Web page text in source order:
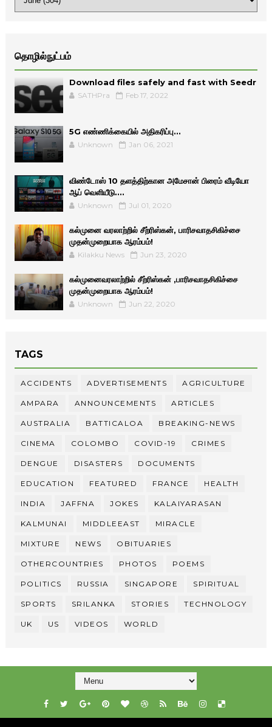
தொழில்நுட்பம்
Download files safely and fast with Seedr
SATHPra Feb 17, 2022
5G எண்ணிக்கையில் அதிகரிப்பு...
Unknown Jan 06, 2021
விண்டோஸ் 10 தளத்திற்கான அமேசான் பிரைம் வீடியோ
ஆப் வெளியீடு....
Unknown Jul 01, 2020
கல்முனை வரலாற்றில் சீற்ரிஸ்கன், பாரிசவாதசிகிச்சை
முதன்முறையாக ஆரம்பம்!
Kilakku News Jun 23, 2020
கல்முனைவரலாற்றில் சீற்ரிஸ்கன் ,பாரிசவாதசிகிச்சை
முதன்முறையாக ஆரம்பம்!
Unknown Jun 22, 2020
TAGS
ACCIDENTS ADVERTISEMENTS AGRICULTURE
AMPARA ANNOUNCEMENTS ARTICLES
AUSTRALIA BATTICALOA BREAKING-NEWS
CINEMA COLOMBO COVID-19 CRIMES
DENGUE DISASTERS DOCUMENTS
EDUCATION FEATURED FRANCE HEALTH
INDIA JAFFNA JOKES KALAIYARASAN
KALMUNAI MIDDLEEAST MIRACLE
MIXTURE NEWS OBITUARIES
OTHERCOUNTRIES PHOTOS POEMS
POLITICS RUSSIA SINGAPORE SPIRITUAL
SPORTS SRILANKA STORIES TECHNOLOGY
UK US VIDEOS WORLD